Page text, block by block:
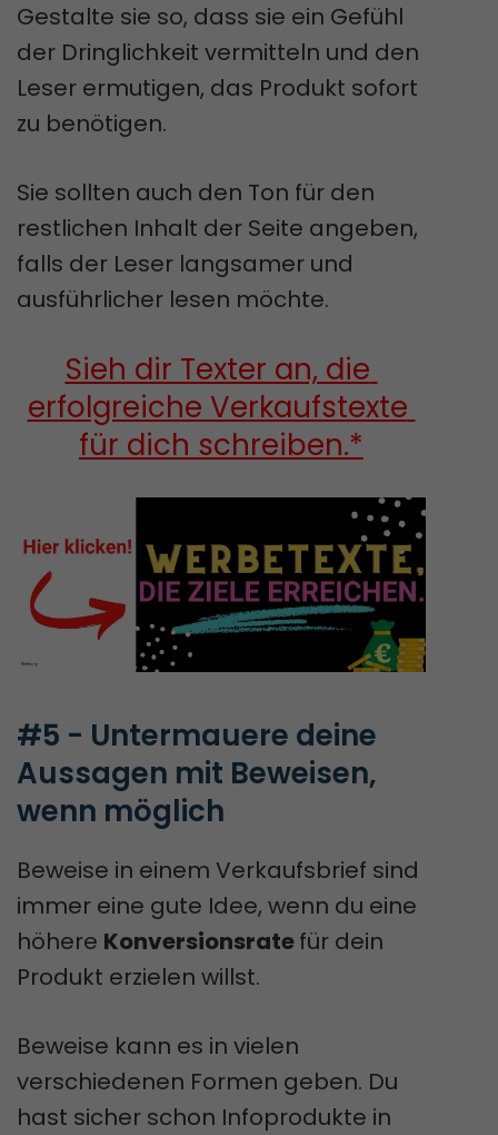
Gestalte sie so, dass sie ein Gefühl
der Dringlichkeit vermitteln und den
Leser ermutigen, das Produkt sofort
zu benötigen.
Sie sollten auch den Ton für den
restlichen Inhalt der Seite angeben,
falls der Leser langsamer und
ausführlicher lesen möchte.
Sieh dir Texter an, die
erfolgreiche Verkaufstexte
für dich schreiben.*
#5 - Untermauere deine
Aussagen mit Beweisen,
wenn möglich
Beweise in einem Verkaufsbrief sind
immer eine gute Idee, wenn du eine
höhere Konversionsratefür dein
Produkt erzielen willst.
Beweise kann es in vielen
verschiedenen Formen geben. Du
hast sicher schon Infoprodukte in